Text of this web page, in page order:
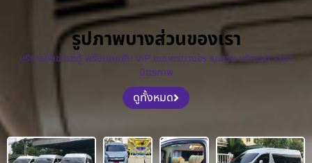
รูปภาพบางส่วนของเรา
บริการให้เช่ารถตู้ พร้อมคนขับ VIP แบบครบวงจร รถสวย บริการดี ราคา
มิตรภาพ
ดูทั้งหมด